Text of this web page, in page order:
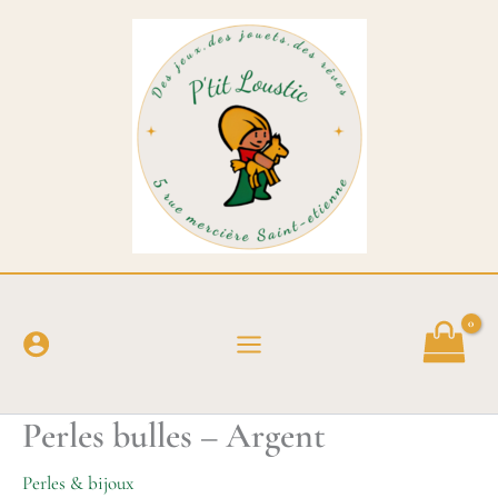
Perles bulles – Argent
Perles & bijoux